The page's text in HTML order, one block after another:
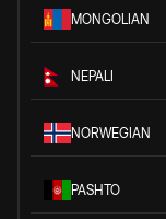
MONGOLIAN
NEPALI
NORWEGIAN
PASHTO